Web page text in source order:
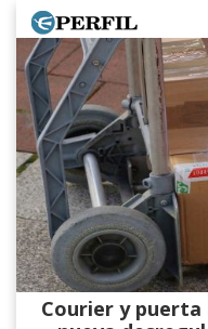
Courier y puerta